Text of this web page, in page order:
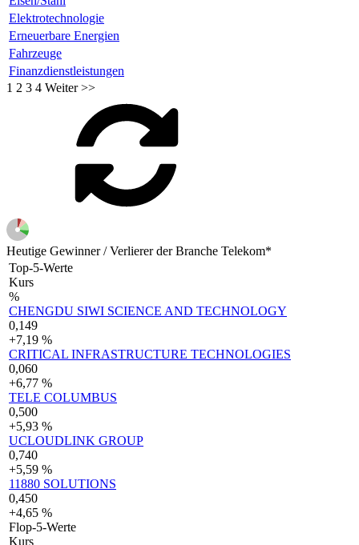
Elektrotechnologie
Erneuerbare Energien
Fahrzeuge
Finanzdienstleistungen
1 2 3 4 Weiter >>
Heutige Gewinner / Verlierer der Branche Telekom*
Top-5-Werte
Kurs
%
CHENGDU SIWI SCIENCE AND TECHNOLOGY
0,149
+7,19 %
CRITICAL INFRASTRUCTURE TECHNOLOGIES
0,060
+6,77 %
TELE COLUMBUS
0,500
+5,93 %
UCLOUDLINK GROUP
0,740
+5,59 %
11880 SOLUTIONS
0,450
+4,65 %
Flop-5-Werte
Kurs